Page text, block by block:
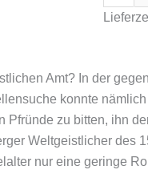
Amt? In der
konnte
zu bitten, ihn
Weltgeistlicher des
nur eine geringe